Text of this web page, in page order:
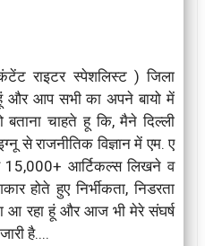
राइटर स्पेशलिस्ट ) जिला
हूं और आप सभी का अपने बायो में
चाहते हू कि, मैने दिल्ली
से राजनीतिक विज्ञान में एम. ए
आर्टिकल्स लिखने व
होते हुए निर्भीकता, निडरता
आ रहा हूं और आज भी मेरे संघर्ष
है....